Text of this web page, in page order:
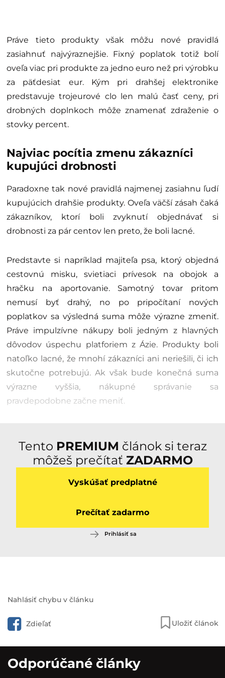
Práve tieto produkty však môžu nové pravidlá
zasiahnuť najvýraznejšie. Fixný poplatok totiž bolí
oveľa viac pri produkte za jedno euro než pri výrobku
za päťdesiat eur. Kým pri drahšej elektronike
predstavuje trojeurové clo len malú časť ceny, pri
drobných doplnkoch môže znamenať zdraženie o
stovky percent.
Najviac pocítia zmenu zákazníci
kupujúci drobnosti
Paradoxne tak nové pravidlá najmenej zasiahnu ľudí
kupujúcich drahšie produkty. Oveľa väčší zásah čaká
zákazníkov, ktorí boli zvyknutí objednávať si
drobnosti za pár centov len preto, že boli lacné.
Predstavte si napríklad majiteľa psa, ktorý objedná
cestovnú misku, svietiaci prívesok na obojok a
hračku na aportovanie. Samotný tovar pritom
nemusí byť drahý, no po pripočítaní nových
poplatkov sa výsledná suma môže výrazne zmeniť.
Práve impulzívne nákupy boli jedným z hlavných
dôvodov úspechu platforiem z Ázie. Produkty boli
natoľko lacné, že mnohí zákazníci ani neriešili, či ich
skutočne potrebujú. Ak však bude konečná suma
výrazne vyššia, nákupné správanie sa
pravdepodobne začne meniť.
Tento PREMIUM článok si teraz
môžeš prečítať ZADARMO
Vyskúšať predplatné
Prečítať zadarmo
Prihlásiť sa
Zachovajte pokoj, nevstupujte
do vody na pomoc, radšej
Nahlásiť chybu v článku
Zdieľať Uložiť článok
Odporúčané články